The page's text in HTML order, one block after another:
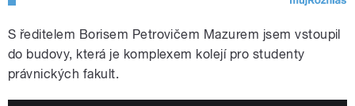
S ředitelem Borisem Petrovičem Mazurem jsem vstoupil
do budovy, která je komplexem kolejí pro studenty
právnických fakult.